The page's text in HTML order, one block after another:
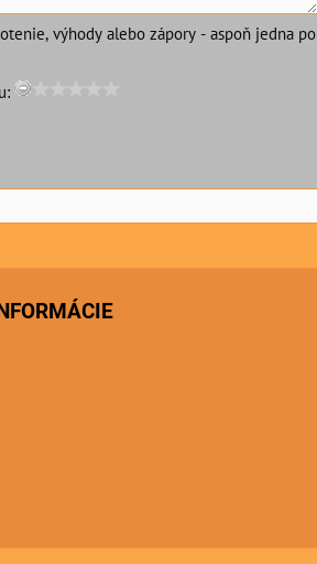
výhody alebo zápory - aspoň jedna